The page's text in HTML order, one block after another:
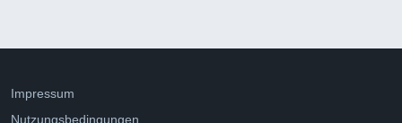
Impressum
Nutzungsbedingungen